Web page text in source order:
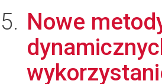
Nowe